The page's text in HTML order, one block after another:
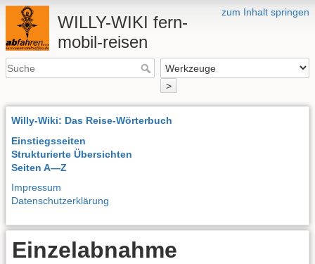
zum Inhalt springen
WILLY-WIKI fern-
mobil-reisen
>
Willy-Wiki: Das Reise-Wörterbuch
Einstiegsseiten
Strukturierte Übersichten
Seiten A—Z
Impressum
Datenschutzerklärung
Einzelabnahme